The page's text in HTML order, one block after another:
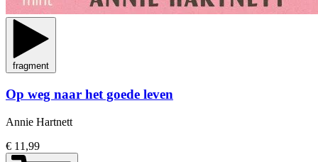
fragment
Op weg naar het goede leven
Annie Hartnett
€ 11,99